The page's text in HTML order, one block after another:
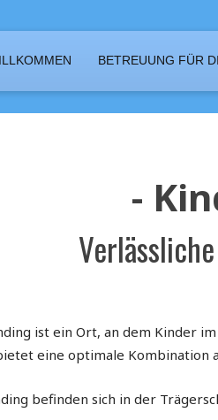
BETREUUNG FÜR
-
ist ein Ort, an dem Kinder
eine optimale Kombination
befinden sich in der